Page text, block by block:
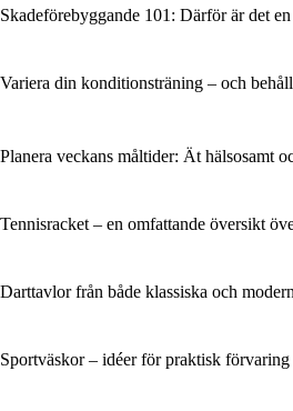
Skadeförebyggande 101: Därför är det
Variera din konditionsträning – och
Planera veckans måltider: Ät hälsosamt
Tennisracket – en omfattande översikt
Darttavlor från både klassiska och
Sportväskor – idéer för praktisk